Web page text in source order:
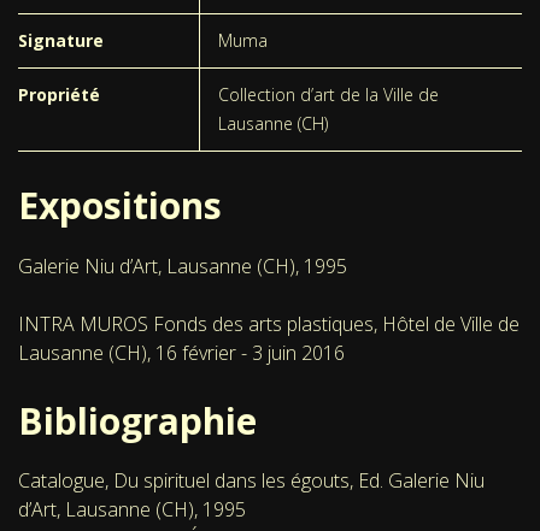
Signature Muma
Propriété
Collection d’art de la Ville de
Lausanne (CH)
Expositions
Galerie Niu d’Art, Lausanne (CH), 1995
INTRA MUROS Fonds des arts plastiques, Hôtel de Ville de
Lausanne (CH), 16 février - 3 juin 2016
Bibliographie
Catalogue, Du spirituel dans les égouts, Ed. Galerie Niu
d’Art, Lausanne (CH), 1995